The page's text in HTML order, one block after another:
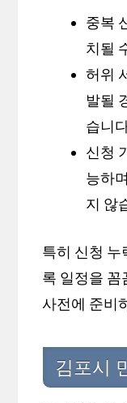
중복
치될
허위
발될
습니
신청
능하
지 않
특히 신청 누
록 일정을 꼼
사전에 준비
김포시